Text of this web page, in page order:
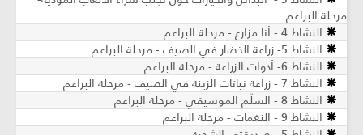
مرحلة البراعم
النشاط 4 - أنا مزارع - مرحلة البراعم
النشاط 5- زراعة الخضار في الصيف - مرحلة البراعم
النشاط 6- أدوات الزراعة - مرحلة البراعم
النشاط 7 - زراعة نباتات الزينة في الصيف ​- مرحلة البراعم
النشاط 8 - السلّم الموسيقي - مرحلة البراعم
النشاط 9 - النغمات - مرحلة البراعم